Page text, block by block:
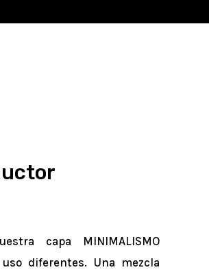
capa MINIMALISMO
diferentes. Una mezcla